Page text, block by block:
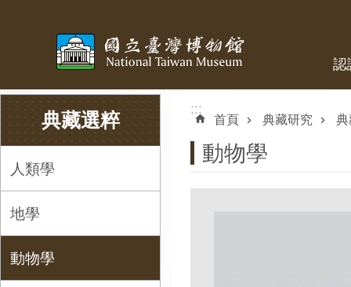
認
典藏選粹
人類學
地學
動物學
:::
首頁 典藏研究 典
動物學